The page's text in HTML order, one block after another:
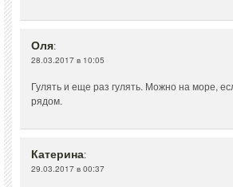
Оля:
28.03.2017 в 10:05
Гулять и еще раз гулять. Можно на море,
рядом.
Катерина:
29.03.2017 в 00:37